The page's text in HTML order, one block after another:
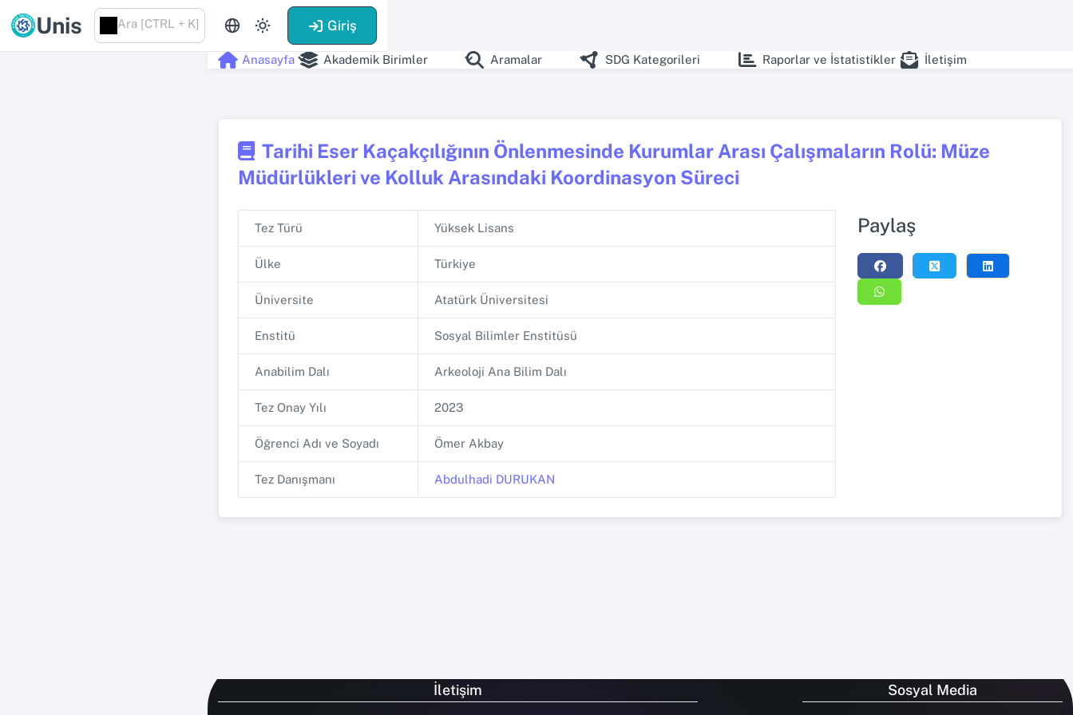
Unis Ara [CTRL + K] Giriş
Anasayfa Akademik Birimler Aramalar SDG Kategorileri Raporlar ve İstatistikler İletişim
Tarihi Eser Kaçakçılığının Önlenmesinde Kurumlar Arası Çalışmaların Rolü: Müze
Müdürlükleri ve Kolluk Arasındaki Koordinasyon Süreci
Tez Türü Yüksek Lisans
Ülke Türkiye
Üniversite Atatürk Üniversitesi
Enstitü Sosyal Bilimler Enstitüsü
Anabilim Dalı Arkeoloji Ana Bilim Dalı
Tez Onay Yılı 2023
Öğrenci Adı ve Soyadı Ömer Akbay
Tez Danışmanı Abdulhadi DURUKAN
Paylaş
İletişim Sosyal Media